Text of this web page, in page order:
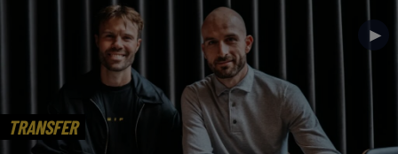
TRANSFER
►